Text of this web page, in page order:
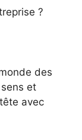
?
des
et
avec